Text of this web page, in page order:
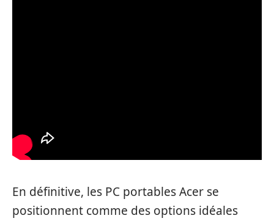
En définitive, les PC portables Acer se
positionnent comme des options idéales